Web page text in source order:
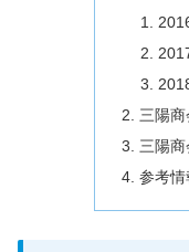
三陽
三陽
参考情